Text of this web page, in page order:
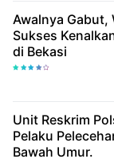
Awalnya Gabut,
Sukses
di Bekasi
Unit Reskrim
Pelaku
Bawah Umur.